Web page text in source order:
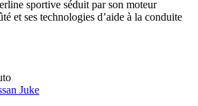
sportive séduit par son moteur
et ses technologies d’aide à la conduite
Juke